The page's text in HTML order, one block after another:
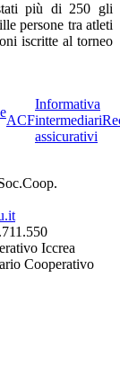
più di 250 gli
persone tra atleti
iscritte al torneo
ACF
Informativa
intermediari
assicurativi
Iccrea
Cooperativo